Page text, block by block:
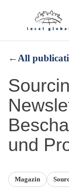
←All
und
Magazin